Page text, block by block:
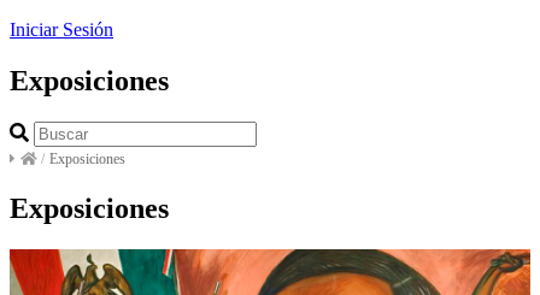
Iniciar Sesión
Exposiciones
/ Exposiciones
Exposiciones